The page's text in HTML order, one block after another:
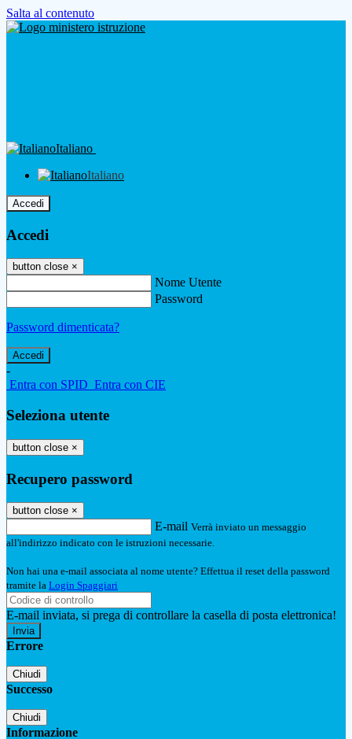
Salta al contenuto
Italiano
Italiano
Accedi
Accedi
button close ×
Nome Utente
Password
Password dimenticata?
-
Entra con SPID Entra con CIE
Seleziona utente
button close ×
Recupero password
button close ×
E-mail Verrà inviato un messaggio
all'indirizzo indicato con le istruzioni necessarie.
Non hai una e-mail associata al nome utente? Effettua il reset della password
tramite la Login Spaggiari
E-mail inviata, si prega di controllare la casella di posta elettronica!
Errore
Chiudi
Successo
Chiudi
Informazione